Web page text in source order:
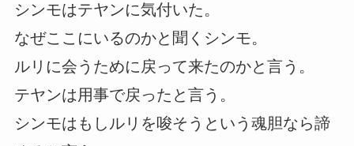
シンモはテヤンに気付いた。
なぜここにいるのかと聞くシンモ。
ルリに会うために戻って来たのかと言う。
テヤンは用事で戻ったと言う。
シンモはもしルリを唆そうという魂胆なら諦